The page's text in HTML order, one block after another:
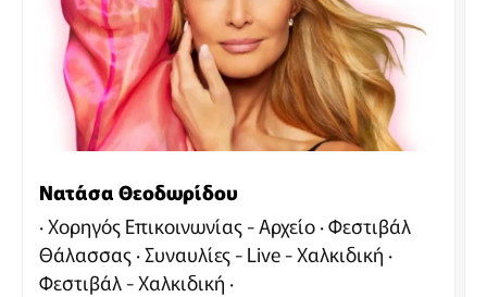
Νατάσα Θεοδωρίδου
Χορηγός Επικοινωνίας - Αρχείο Φεστιβάλ
Θάλασσας Συναυλίες - Live - Χαλκιδική
Φεστιβάλ - Χαλκιδική